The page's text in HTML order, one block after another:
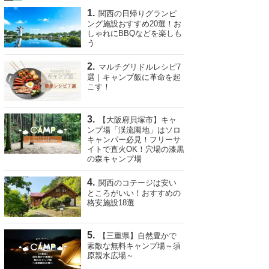
関西の日帰りグランピ
ング施設おすすめ20選！お
しゃれにBBQなどを楽しも
う
マルチグリドルレシピ7
選｜キャンプ飯に革命を起
こす！
【大阪府貝塚市】キャ
ンプ場「渓流園地」はソロ
キャンパー必見！フリーサ
イトで直火OK！穴場の漆黒
の森キャンプ場
関西のコテージは安い
ところがいい！おすすめの
格安施設18選
【三重県】自然豊かで
素敵な無料キャンプ場～須
原親水広場～